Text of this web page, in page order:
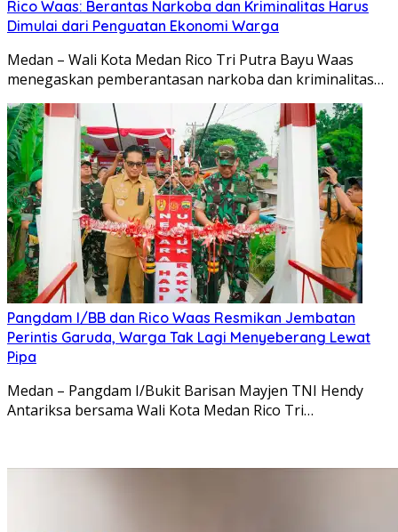
Rico Waas: Berantas Narkoba dan Kriminalitas Harus
Dimulai dari Penguatan Ekonomi Warga
Medan – Wali Kota Medan Rico Tri Putra Bayu Waas
menegaskan pemberantasan narkoba dan kriminalitas…
Pangdam I/BB dan Rico Waas Resmikan Jembatan
Perintis Garuda, Warga Tak Lagi Menyeberang Lewat
Pipa
Medan – Pangdam I/Bukit Barisan Mayjen TNI Hendy
Antariksa bersama Wali Kota Medan Rico Tri…